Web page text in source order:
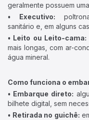
geralmente possuem
• Executivo:
sanitário e, em alguns
• Leito ou Leito-cama:
mais longas, com ar-
água mineral.
Como funciona o
• Embarque direto:
bilhete digital, sem
• Retirada no guichê: